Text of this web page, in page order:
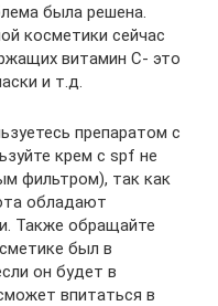
была решена.
косметики сейчас
витамин С- это
и т.д.
препаратом с
крем с spf не
фильтром), так как
обладают
Также обращайте
был в
он будет в
впитаться в